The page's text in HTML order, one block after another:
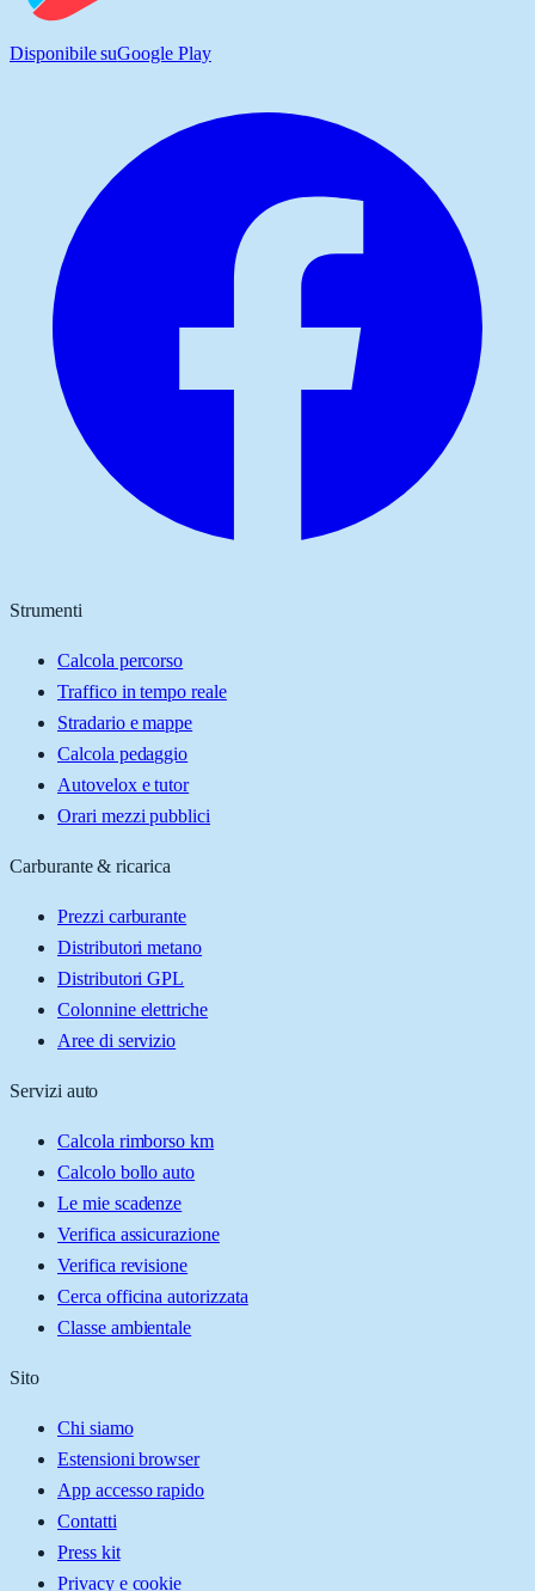
Disponibile suGoogle Play
Strumenti
Calcola percorso
Traffico in tempo reale
Stradario e mappe
Calcola pedaggio
Autovelox e tutor
Orari mezzi pubblici
Carburante & ricarica
Prezzi carburante
Distributori metano
Distributori GPL
Colonnine elettriche
Aree di servizio
Servizi auto
Calcola rimborso km
Calcolo bollo auto
Le mie scadenze
Verifica assicurazione
Verifica revisione
Cerca officina autorizzata
Classe ambientale
Sito
Chi siamo
Estensioni browser
App accesso rapido
Contatti
Press kit
Privacy e cookie